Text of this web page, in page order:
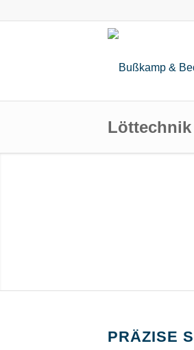
Löttechnik
PRÄZISE